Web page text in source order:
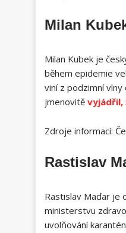
Milan
Milan Kubek je
během epidemie
viní z podzimní
jmenovitě vyjádřil,
Zdroje informací:
Rastislav
Rastislav Maďar je
ministerstvu
uvolňování